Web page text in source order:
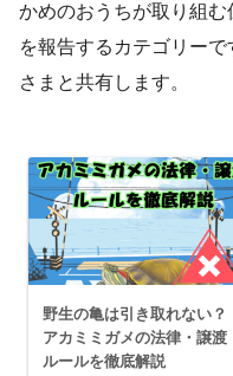
かめのおうちが取り組
を報告するカテゴリー
さまと共有します。
野生の亀は引き取れない？
アカミミガメの法律・譲渡
ルールを徹底解説